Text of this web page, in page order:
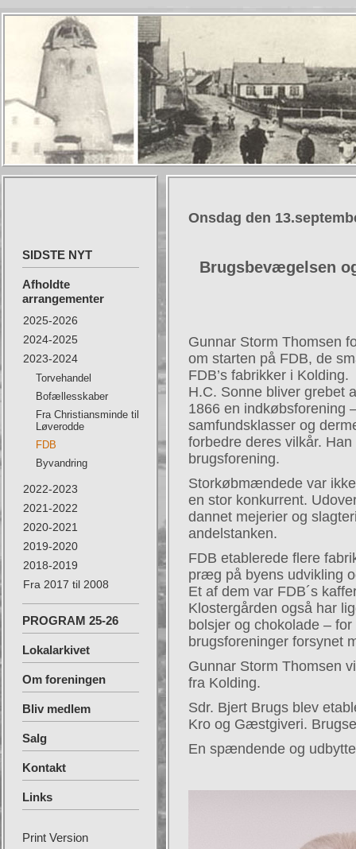
SIDSTE NYT
Afholdte
arrangementer
2025-2026
2024-2025
2023-2024
Torvehandel
Bofællesskaber
Fra Christiansminde til
Løverodde
FDB
Byvandring
2022-2023
2021-2022
2020-2021
2019-2020
2018-2019
Fra 2017 til 2008
PROGRAM 25-26
Lokalarkivet
Om foreningen
Bliv medlem
Salg
Kontakt
Links
Print Version
Onsdag den
Brugsbevægelsen
Gunnar Storm Thomsen
om starten på FDB, de
FDB’s fabrikker i Kolding.
H.C. Sonne bliver grebet
1866 en indkøbsforening
samfundsklasser og
forbedre deres vilkår.
brugsforening.
Storkøbmændede var
en stor konkurrent.
dannet mejerier og
andelstanken.
FDB etablerede flere
præg på byens udvikling
Et af dem var FDB´s
Klostergården også har
bolsjer og chokolade –
brugsforeninger forsynet
Gunnar Storm Thomsen
fra Kolding.
Sdr. Bjert Brugs blev
Kro og Gæstgiveri.
En spændende og